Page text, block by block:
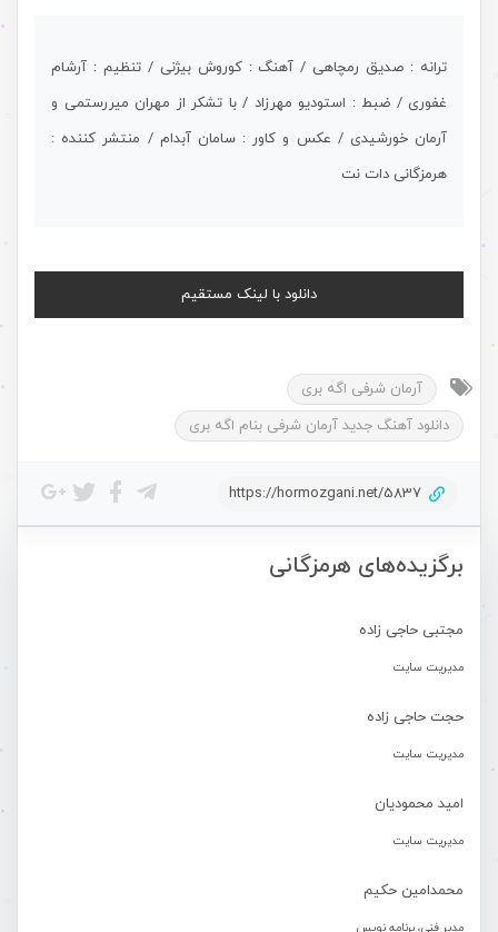
برگزیده‌های هرمزگانی
مجتبی حاجی زاده
مدیریت سایت
حجت حاجی زاده
مدیریت سایت
امید محمودیان
مدیریت سایت
محمدامین حکیم
مدیر فنی، برنامه نویس
ترانه : صدیق رمچاهی / آهنگ : کوروش بیژنی / تنظیم : آرشام
غفوری / ضبط : استودیو مهرزاد / با تشکر از مهران میررستمی و
آرمان خورشیدی / عکس و کاور : سامان آبدام / منتشر کننده :
هرمزگانی دات نت
دانلود با لینک مستقیم
آرمان شرفی اگه بری
دانلود آهنگ جدید آرمان شرفی بنام اگه بری
https://hormozgani.net/5837